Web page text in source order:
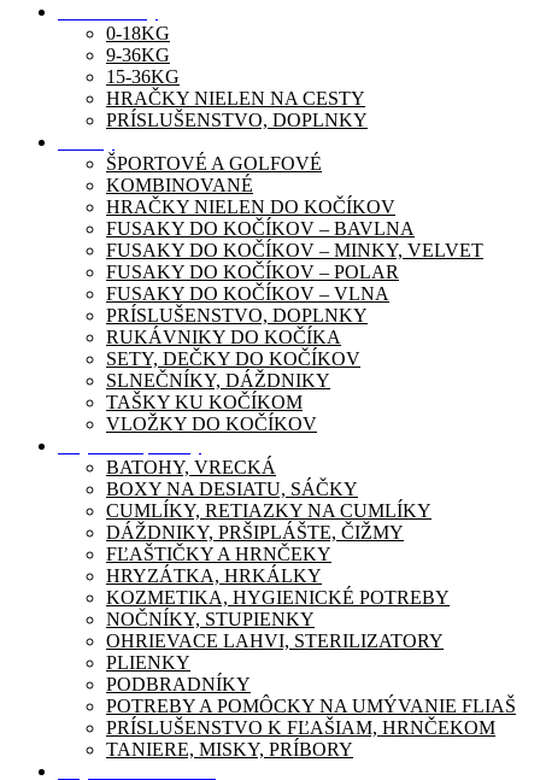
0-18KG
9-36KG
15-36KG
HRAČKY NIELEN NA CESTY
PRÍSLUŠENSTVO, DOPLNKY
ŠPORTOVÉ A GOLFOVÉ
KOMBINOVANÉ
HRAČKY NIELEN DO KOČÍKOV
FUSAKY DO KOČÍKOV – BAVLNA
FUSAKY DO KOČÍKOV – MINKY, VELVET
FUSAKY DO KOČÍKOV – POLAR
FUSAKY DO KOČÍKOV – VLNA
PRÍSLUŠENSTVO, DOPLNKY
RUKÁVNIKY DO KOČÍKA
SETY, DEČKY DO KOČÍKOV
SLNEČNÍKY, DÁŽDNIKY
TAŠKY KU KOČÍKOM
VLOŽKY DO KOČÍKOV
BATOHY, VRECKÁ
BOXY NA DESIATU, SÁČKY
CUMLÍKY, RETIAZKY NA CUMLÍKY
DÁŽDNIKY, PRŠIPLÁŠTE, ČIŽMY
FĽAŠTIČKY A HRNČEKY
HRYZÁTKA, HRKÁLKY
KOZMETIKA, HYGIENICKÉ POTREBY
NOČNÍKY, STUPIENKY
OHRIEVACE LAHVI, STERILIZATORY
PLIENKY
PODBRADNÍKY
POTREBY A POMÔCKY NA UMÝVANIE FLIAŠ
PRÍSLUŠENSTVO K FĽAŠIAM, HRNČEKOM
TANIERE, MISKY, PRÍBORY